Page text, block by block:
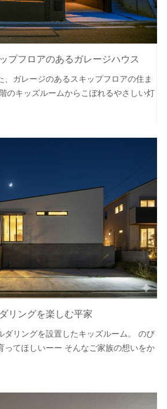
プフロアのあるガレージハウス
、ガレージのあるスキップフロアの住ま
のキッズルームからこぼれるやさしい灯
リングを楽しむ平家
ダリングを設置したキッズルーム。 のび
ってほしいーー そんなご家族の想いをか